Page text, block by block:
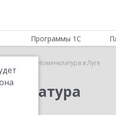
Программы 1С
1С:Номенклатура в Луге